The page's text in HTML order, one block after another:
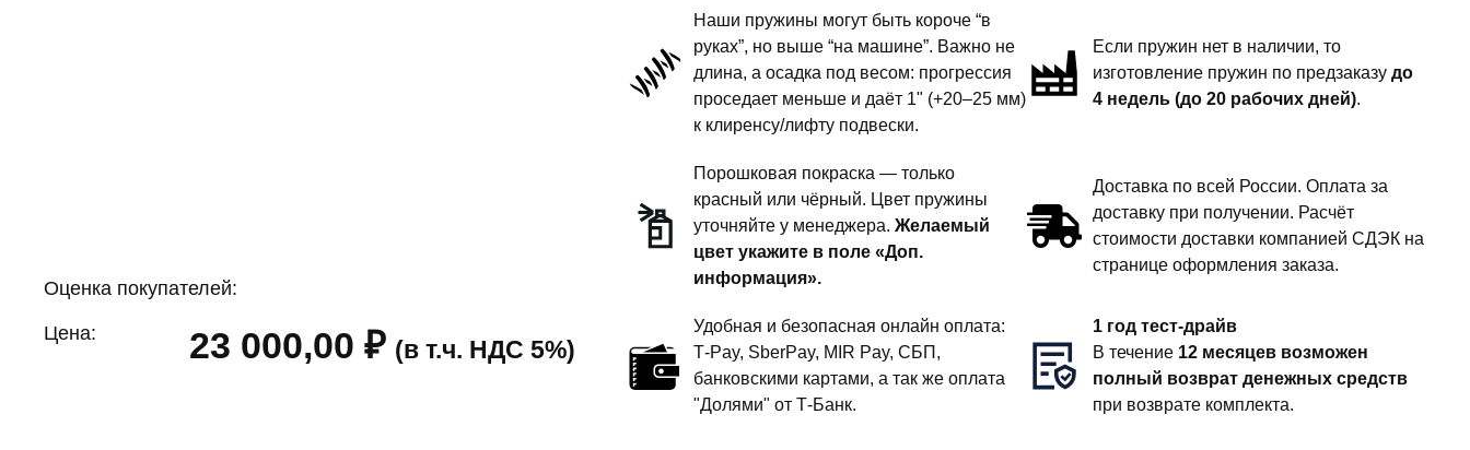
Оценка покупателей:
Цена: 23 000,00₽ (в т.ч. НДС 5%)
передней
подвески
комфорт
Наши пружины могут быть короче “в
руках”, но выше “на машине”. Важно не
длина, а осадка под весом: прогрессия
проседает меньше и даёт 1" (+20–25 мм)
к клиренсу/лифту подвески.
Если пружин нет в наличии, то
изготовление пружин по предзаказудо
4 недель (до 20 рабочих дней).
Порошковая покраска — только
красный или чёрный. Цвет пружины
уточняйте у менеджера.Желаемый
цвет укажите в поле «Доп.
информация».
Доставка по всей России. Оплата за
доставку при получении. Расчёт
стоимости доставки компанией СДЭК на
странице оформления заказа.
Удобная и безопасная онлайн оплата:
T‑Pay, SberPay, MIR Pay, СБП,
банковскими картами, а так же оплата
"Долями" от Т-Банк.
1 год тест-драйв
В течение 12 месяцев возможен
полный возврат денежных средств
при возврате комплекта.